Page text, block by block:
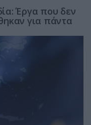
Έργα που δεν
για πάντα